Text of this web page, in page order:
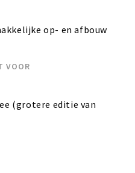
op- en afbouw
VOOR
(grotere editie van